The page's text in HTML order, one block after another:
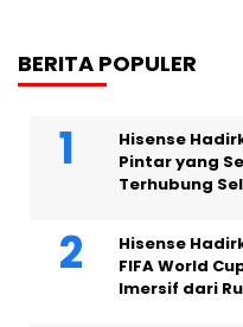
BERITA POPULER
Hisense
Pintar yang
Terhubung
Hisense
FIFA World
Imersif dari